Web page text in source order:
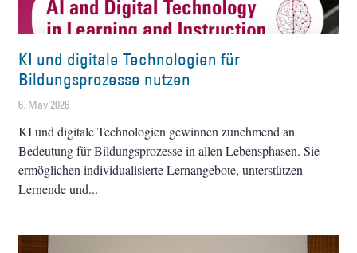
KI und digitale Technologien für
Bildungsprozesse nutzen
6. May 2026
KI und digitale Technologien gewinnen zunehmend an
Bedeutung für Bildungsprozesse in allen Lebensphasen. Sie
ermöglichen individualisierte Lernangebote, unterstützen
Lernende und